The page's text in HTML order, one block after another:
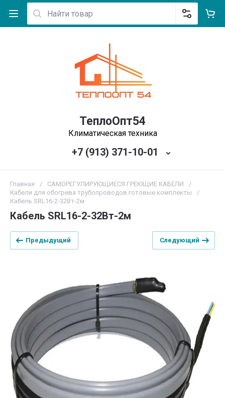
ТеплоОпт54
Климатическая техника
+7 (913) 371-10-01
Главная / САМОРЕГУЛИРУЮЩИЕСЯ ГРЕЮЩИЕ КАБЕЛИ
/
Кабели для обогрева трубопроводов готовые комплекты
/
Кабель SRL16-2-32Вт-2м
Кабель SRL16-2-32Вт-2м
Предыдущий Следующий